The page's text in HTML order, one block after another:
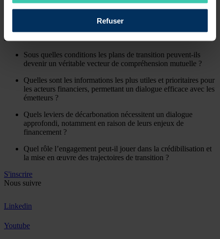
Refuser
​10h00 : Table ronde – Intervenants : émetteurs, investisseurs,
Éléments de discussion
​Sous quelles conditions les plans de transition peuvent-ils
devenir un véritable vecteur de compréhension mutuelle ?
​Quelles sont les informations les plus utiles et prioritaires pour
les acteurs financiers, permettant un dialogue efficace avec les
émetteurs ?
​Quels leviers de décarbonation nécessitent un dialogue
approfondi, notamment en raison de leurs enjeux de
financement ?
​Quel rôle l’engagement peut-il jouer dans la crédibilisation et
la mise en œuvre des trajectoires de transition ?
S'inscrire
Nous suivre
Linkedin
Youtube